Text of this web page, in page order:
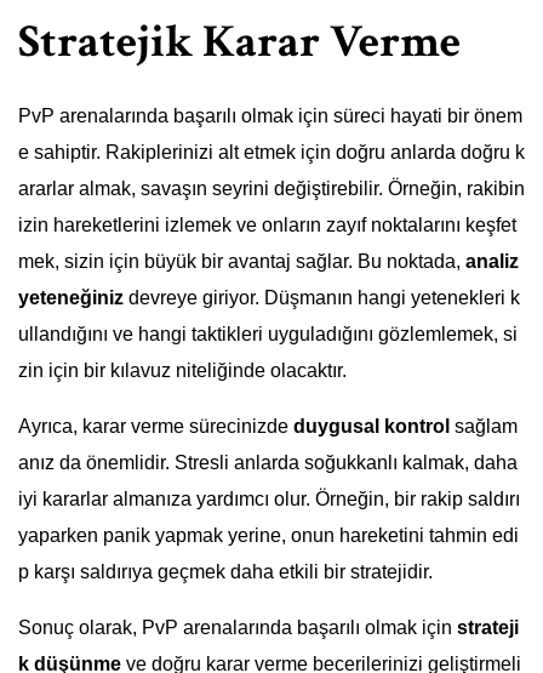
Stratejik Karar Verme
PvP arenalarında başarılı olmak için süreci hayati bir önem
e sahiptir. Rakiplerinizi alt etmek için doğru anlarda doğru k
ararlar almak, savaşın seyrini değiştirebilir. Örneğin, rakibin
izin hareketlerini izlemek ve onların zayıf noktalarını keşfet
mek, sizin için büyük bir avantaj sağlar. Bu noktada, analiz
yeteneğiniz devreye giriyor. Düşmanın hangi yetenekleri k
ullandığını ve hangi taktikleri uyguladığını gözlemlemek, si
zin için bir kılavuz niteliğinde olacaktır.
Ayrıca, karar verme sürecinizde duygusal kontrol sağlam
anız da önemlidir. Stresli anlarda soğukkanlı kalmak, daha
iyi kararlar almanıza yardımcı olur. Örneğin, bir rakip saldırı
yaparken panik yapmak yerine, onun hareketini tahmin edi
p karşı saldırıya geçmek daha etkili bir stratejidir.
Sonuç olarak, PvP arenalarında başarılı olmak için strateji
k düşünme ve doğru karar verme becerilerinizi geliştirmeli